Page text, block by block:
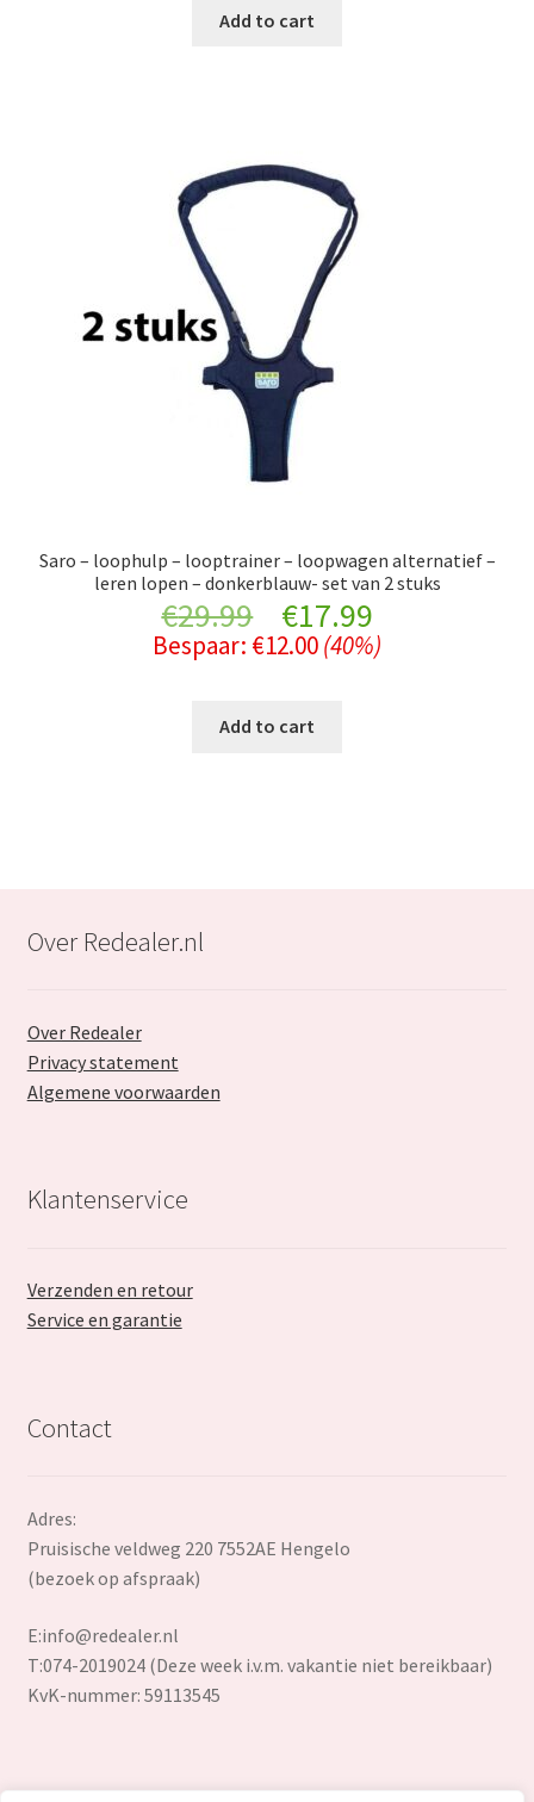
was:
Add to cart
Saro – loophulp – looptrainer – loopwagen alternatief –
leren lopen – donkerblauw- set van 2 stuks
€29.99
Original
price
was:
€17.99Current
price
Bespaar: €12.00(40%)
Add to cart
Over Redealer.nl
Over Redealer
Privacy statement
Algemene voorwaarden
Klantenservice
Verzenden en retour
Service en garantie
Contact
Adres:
Pruisische veldweg 220 7552AE Hengelo
(bezoek op afspraak)
E:info@redealer.nl
T:074-2019024 (Deze week i.v.m. vakantie niet bereikbaar)
KvK-nummer: 59113545